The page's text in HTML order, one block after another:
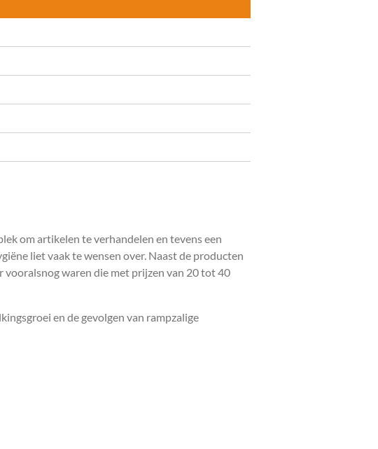
om artikelen te verhandelen en tevens een
liet vaak te wensen over. Naast de producten
vooralsnog waren die met prijzen van 20 tot 40
en de gevolgen van rampzalige